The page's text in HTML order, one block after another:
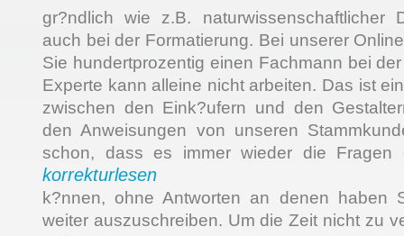
gr?ndlich wie z.B. naturwissenschaftlicher
auch bei der Formatierung. Bei unserer
Sie hundertprozentig einen Fachmann bei
Experte kann alleine nicht arbeiten. Das ist
zwischen den Eink?ufern und den
den Anweisungen von unseren
schon, dass es immer wieder die Fragen
korrekturlesen
k?nnen, ohne Antworten an denen haben
weiter auszuschreiben. Um die Zeit nicht zu